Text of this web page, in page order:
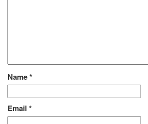
Name*
Email *